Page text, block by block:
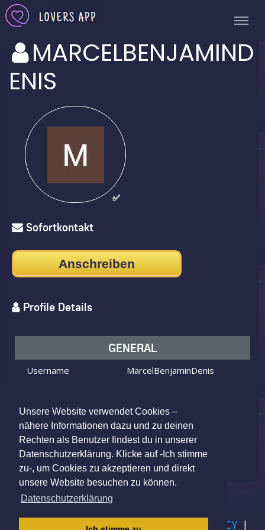
Unsere Website verwendet Cookies –
nähere Informationen dazu und zu deinen
Rechten als Benutzer findest du in unserer
Datenschutzerklärung. Klicke auf -Ich stimme
zu-, um Cookies zu akzeptieren und direkt
unsere Website besuchen zu können.
Datenschutzerklärung
MARCELBENJAMIND
ENIS
✅
Sofortkontakt
Anschreiben
Profile Details
GENERAL
Username
MarcelBenjaminDenis
Looking for
Female
Age
37 y.o.
Location
Berlin, Germany
TERMS OF USE PRIVACY POLICY |